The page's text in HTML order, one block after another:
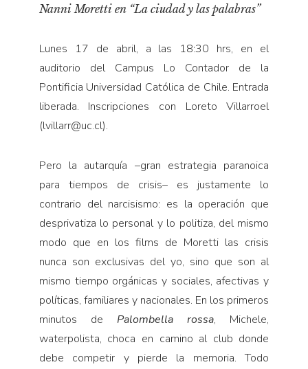
Nanni Moretti en “La ciudad y las palabras”
Lunes 17 de abril, a las 18:30 hrs, en el
auditorio del Campus Lo Contador de la
Pontificia Universidad Católica de Chile. Entrada
liberada. Inscripciones con Loreto Villarroel
(lvillarr@uc.cl).
Pero la autarquía –gran estrategia paranoica
para tiempos de crisis– es justamente lo
contrario del narcisismo: es la operación que
desprivatiza lo personal y lo politiza, del mismo
modo que en los films de Moretti las crisis
nunca son exclusivas del yo, sino que son al
mismo tiempo orgánicas y sociales, afectivas y
políticas, familiares y nacionales. En los primeros
minutos de Palombella rossa, Michele,
waterpolista, choca en camino al club donde
debe competir y pierde la memoria. Todo